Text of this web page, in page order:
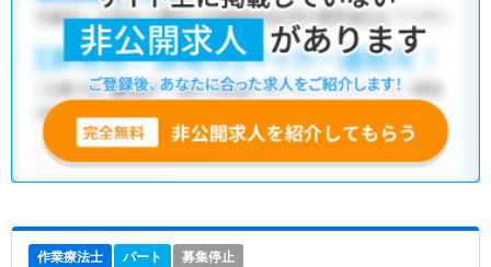
作業療法士 パート 募集停止